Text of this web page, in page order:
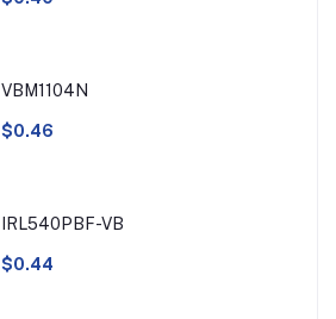
VBM1104N
$0.46
IRL540PBF-VB
$0.44